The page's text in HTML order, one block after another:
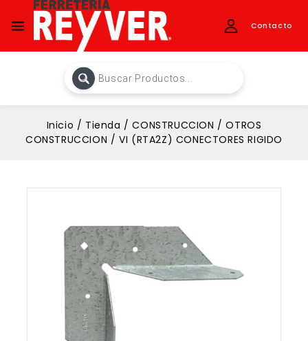
Contacto
Inicio / Tienda / CONSTRUCCION / OTROS
CONSTRUCCION / VI (RTA2Z) CONECTORES RIGIDO